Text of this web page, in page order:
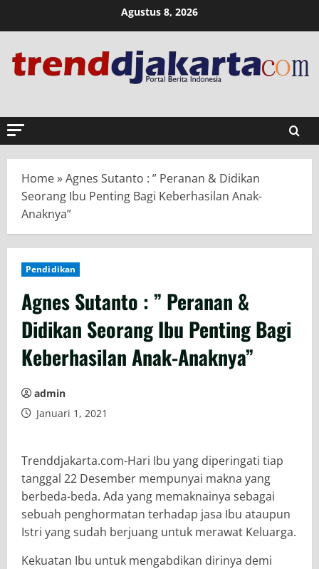
Agustus 8, 2026
Home»Agnes Sutanto : ” Peranan & Didikan
Seorang Ibu Penting Bagi Keberhasilan Anak-
Anaknya”
Pendidikan
Agnes Sutanto : ” Peranan &
Didikan Seorang Ibu Penting Bagi
Keberhasilan Anak-Anaknya”
admin
Januari 1, 2021
Trenddjakarta.com-Hari Ibu yang diperingati tiap
tanggal 22 Desember mempunyai makna yang
berbeda-beda. Ada yang memaknainya sebagai
sebuah penghormatan terhadap jasa Ibu ataupun
Istri yang sudah berjuang untuk merawat Keluarga.
Kekuatan Ibu untuk mengabdikan dirinya demi